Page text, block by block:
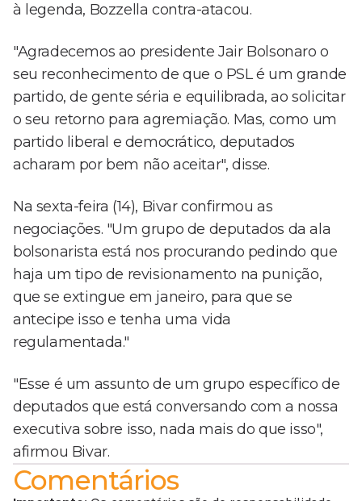
à legenda, Bozzella contra-atacou.
"Agradecemos ao presidente Jair Bolsonaro o
seu reconhecimento de que o PSL é um grande
partido, de gente séria e equilibrada, ao solicitar
o seu retorno para agremiação. Mas, como um
partido liberal e democrático, deputados
acharam por bem não aceitar", disse.
Na sexta-feira (14), Bivar confirmou as
negociações. "Um grupo de deputados da ala
bolsonarista está nos procurando pedindo que
haja um tipo de revisionamento na punição,
que se extingue em janeiro, para que se
antecipe isso e tenha uma vida
regulamentada."
"Esse é um assunto de um grupo específico de
deputados que está conversando com a nossa
executiva sobre isso, nada mais do que isso",
afirmou Bivar.
Comentários